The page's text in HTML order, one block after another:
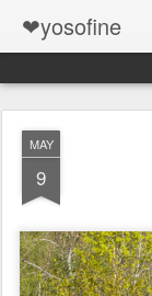
❤yosofine
MAY
9